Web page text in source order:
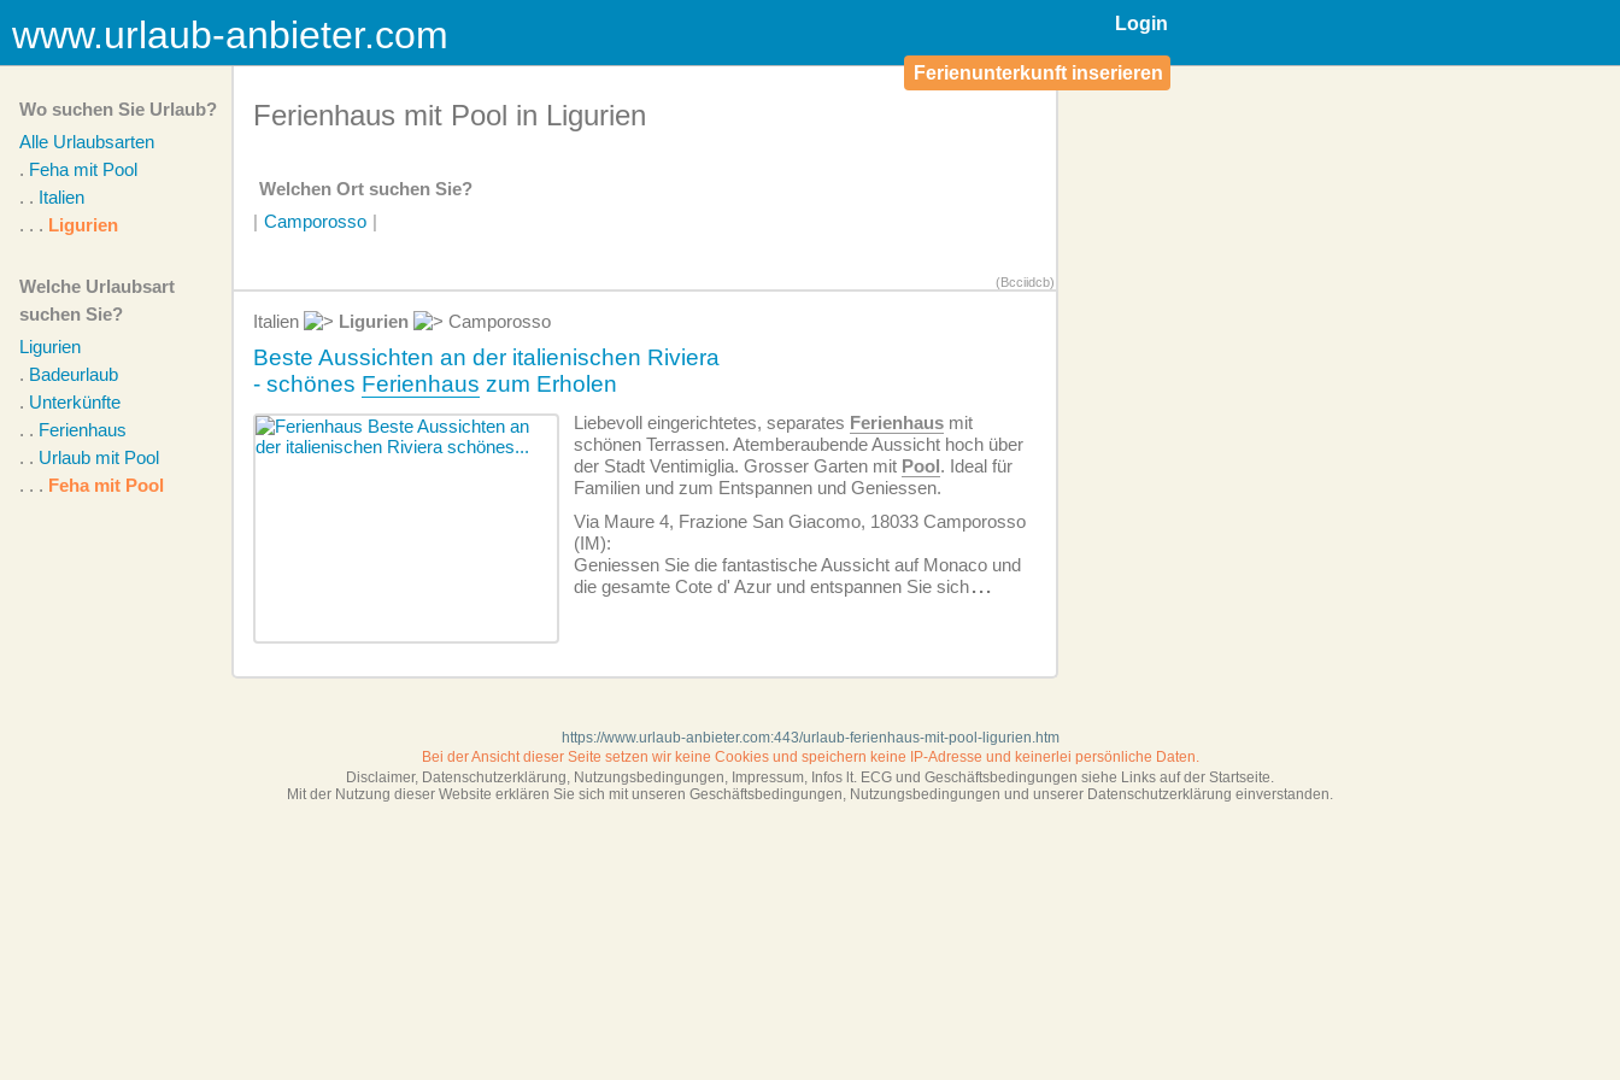
Login
Ferienunterkunft inserieren
www.urlaub-anbieter.com
Wo suchen Sie Urlaub?
Alle Urlaubsarten
. Feha mit Pool
. . Italien
. . . Ligurien
Welche Urlaubsart
suchen Sie?
Ligurien
. Badeurlaub
. Unterkünfte
. . Ferienhaus
. . Urlaub mit Pool
. . . Feha mit Pool
Ferienhaus mit Pool in Ligurien
Welchen Ort suchen Sie?
| Camporosso |
(Bcciidcb)
Italien Ligurien Camporosso
Beste Aussichten an der italienischen Riviera
- schönes Ferienhaus zum Erholen
Liebevoll eingerichtetes, separates Ferienhaus mit
schönen Terrassen. Atemberaubende Aussicht hoch über
der Stadt Ventimiglia. Grosser Garten mit Pool. Ideal für
Familien und zum Entspannen und Geniessen.
Via Maure 4, Frazione San Giacomo, 18033 Camporosso
(IM):
Geniessen Sie die fantastische Aussicht auf Monaco und
die gesamte Cote d' Azur und entspannen Sie sich...
https://www.urlaub-anbieter.com:443/urlaub-ferienhaus-mit-pool-ligurien.htm
Bei der Ansicht dieser Seite setzen wir keine Cookies und speichern keine IP-Adresse und keinerlei persönliche Daten.
Disclaimer, Datenschutzerklärung, Nutzungsbedingungen, Impressum, Infos lt. ECG und Geschäftsbedingungen siehe Links auf der Startseite.
Mit der Nutzung dieser Website erklären Sie sich mit unseren Geschäftsbedin­gungen, Nutzungsbedingungen und unserer Datenschutzerklärung einverstanden.